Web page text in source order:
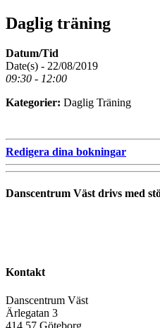
Daglig träning
Datum/Tid
Date(s) - 22/08/2019
09:30 - 12:00
Kategorier: Daglig Träning
Redigera dina bokningar
Danscentrum Väst drivs med
Kontakt
Danscentrum Väst
Ärlegatan 3
414 57 Göteborg